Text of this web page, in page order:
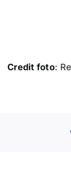
Credit foto: